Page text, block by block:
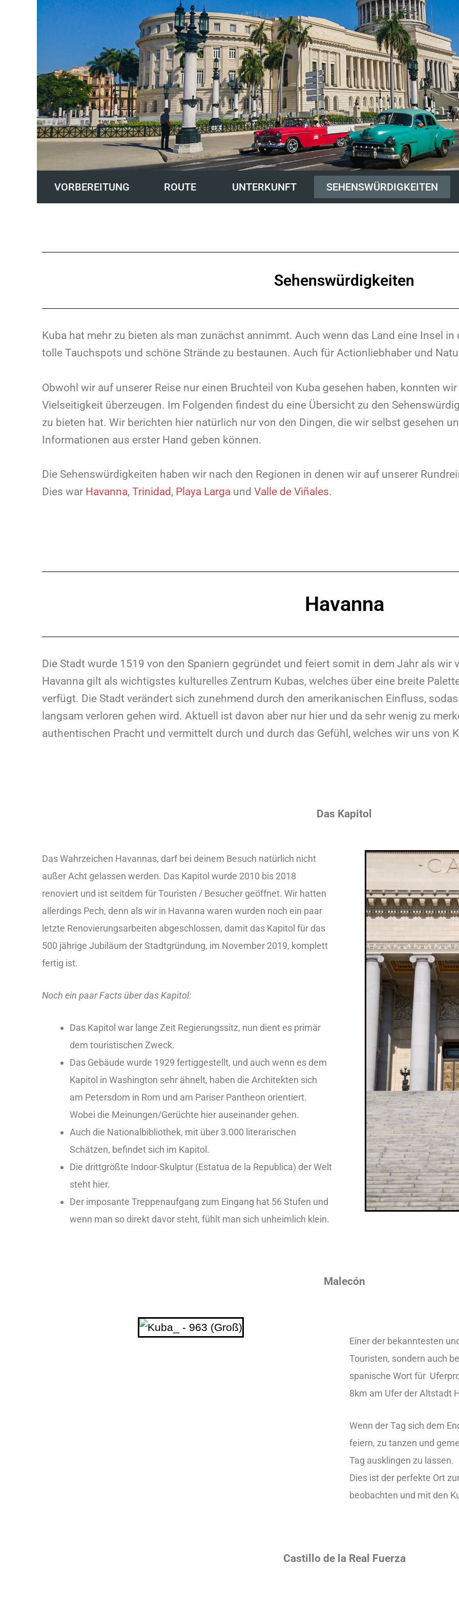
VORBEREITUNG ROUTE UNTERKUNFT SEHENSWÜRDIGKEITEN
Sehenswürdigkeiten
Kuba hat mehr zu bieten als man zunächst annimmt. Auch wenn das Land eine Insel
tolle Tauchspots und schöne Strände zu bestaunen. Auch für Actionliebhaber und
Obwohl wir auf unserer Reise nur einen Bruchteil von Kuba gesehen haben, konnten
Vielseitigkeit überzeugen. Im Folgenden findest du eine Übersicht zu den
zu bieten hat. Wir berichten hier natürlich nur von den Dingen, die wir selbst gesehen
Informationen aus erster Hand geben können.
Die Sehenswürdigkeiten haben wir nach den Regionen in denen wir auf unserer
Dies war Havanna, Trinidad, Playa Larga und Valle de Viñales.
Havanna
Die Stadt wurde 1519 von den Spaniern gegründet und feiert somit in dem Jahr als wir
Havanna gilt als wichtigstes kulturelles Zentrum Kubas, welches über eine breite
verfügt. Die Stadt verändert sich zunehmend durch den amerikanischen Einfluss,
langsam verloren gehen wird. Aktuell ist davon aber nur hier und da sehr wenig zu
authentischen Pracht und vermittelt durch und durch das Gefühl, welches wir uns von
Das Kapitol
Das Wahrzeichen Havannas, darf bei deinem Besuch natürlich nicht
außer Acht gelassen werden. Das Kapitol wurde 2010 bis 2018
renoviert und ist seitdem für Touristen / Besucher geöffnet. Wir hatten
allerdings Pech, denn als wir in Havanna waren wurden noch ein paar
letzte Renovierungsarbeiten abgeschlossen, damit das Kapitol für das
500 jährige Jubiläum der Stadtgründung, im November 2019, komplett
fertig ist.
Noch ein paar Facts über das Kapitol:
Das Kapitol war lange Zeit Regierungssitz, nun dient es primär
dem touristischen Zweck.
Das Gebäude wurde 1929 fertiggestellt, und auch wenn es dem
Kapitol in Washington sehr ähnelt, haben die Architekten sich
am Petersdom in Rom und am Pariser Pantheon orientiert.
Wobei die Meinungen/Gerüchte hier auseinander gehen.
Auch die Nationalbibliothek, mit über 3.000 literarischen
Schätzen, befindet sich im Kapitol.
Die drittgrößte Indoor-Skulptur (Estatua de la Republica) der Welt
steht hier.
Der imposante Treppenaufgang zum Eingang hat 56 Stufen und
wenn man so direkt davor steht, fühlt man sich unheimlich klein.
Malecón
Einer der bekanntesten
Touristen, sondern auch
spanische Wort für
8km am Ufer der Altstadt
Wenn der Tag sich dem
feiern, zu tanzen und
Tag ausklingen zu lassen.
Dies ist der perfekte Ort
beobachten und mit den
Castillo de la Real Fuerza